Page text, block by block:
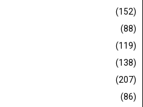
(152)
(88)
(119)
(138)
(207)
(86)